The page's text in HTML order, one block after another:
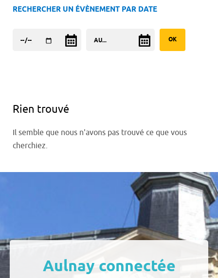
RECHERCHER UN ÉVÈNEMENT PAR DATE
Rien trouvé
Il semble que nous n'avons pas trouvé ce que vous
cherchiez.
Aulnay connectée